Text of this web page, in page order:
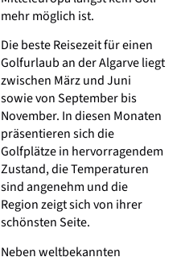
mehr möglich ist.
Die beste Reisezeit für einen
Golfurlaub an der Algarve liegt
zwischen März und Juni
sowie von September bis
November. In diesen Monaten
präsentieren sich die
Golfplätze in hervorragendem
Zustand, die Temperaturen
sind angenehm und die
Region zeigt sich von ihrer
schönsten Seite.
Neben weltbekannten